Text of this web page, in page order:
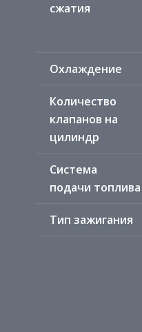
сжатия
Охлаждение
Количество
клапанов на
цилиндр
Система
подачи топлива
Тип зажигания